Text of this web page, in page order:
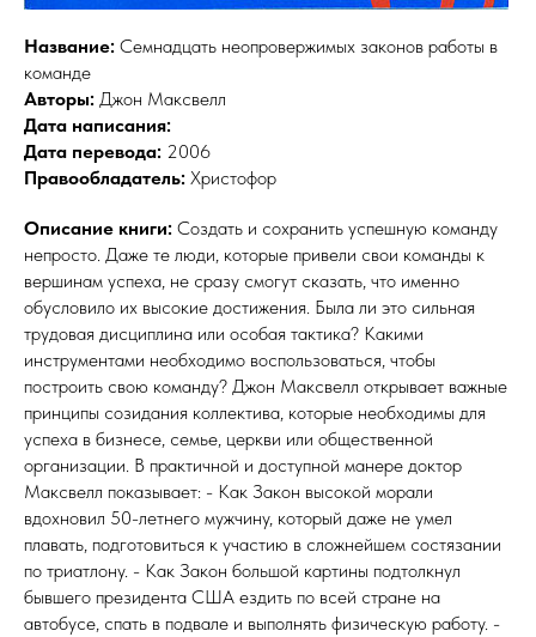
Название: Семнадцать неопровержимых законов работы в
команде
Авторы: Джон Максвелл
Дата написания:
Дата перевода: 2006
Правообладатель: Христофор
Описание книги: Создать и сохранить успешную команду
непросто. Даже те люди, которые привели свои команды к
вершинам успеха, не сразу смогут сказать, что именно
обусловило их высокие достижения. Была ли это сильная
трудовая дисциплина или особая тактика? Какими
инструментами необходимо воспользоваться, чтобы
построить свою команду? Джон Максвелл открывает важные
принципы созидания коллектива, которые необходимы для
успеха в бизнесе, семье, церкви или общественной
организации. В практичной и доступной манере доктор
Максвелл показывает: - Как Закон высокой морали
вдохновил 50-летнего мужчину, который даже не умел
плавать, подготовиться к участию в сложнейшем состязании
по триатлону. - Как Закон большой картины подтолкнул
бывшего президента США ездить по всей стране на
автобусе, спать в подвале и выполнять физическую работу. -